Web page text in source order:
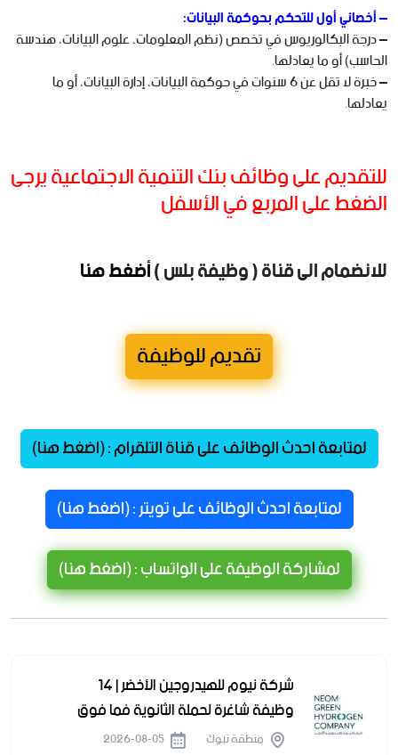
– أخصائي أول للتحكم بحوكمة البيانات:
– درجة البكالوريوس في تخصص (نظم المعلومات، علوم البيانات، هندسة
الحاسب) أو ما يعادلها.
– خبرة لا تقل عن 6 سنوات في حوكمة البيانات، إدارة البيانات، أو ما
يعادلها.
للتقديم على وظائف بنك التنمية الاجتماعية يرجى
الضغط على المربع في الأسفل
للانضمام الى قناة ( وظيفة بلس )أضغط هنا
تقديم للوظيفة
لمتابعة احدث الوظائف على قناة التلقرام : (اضغط هنا)
لمتابعة احدث الوظائف على تويتر : (اضغط هنا)
لمشاركة الوظيفة على الواتساب : (اضغط هنا)
شركة نيوم للهيدروجين الأخضر | 14
وظيفة شاغرة لحملة الثانوية فما فوق
منطقة تبوك